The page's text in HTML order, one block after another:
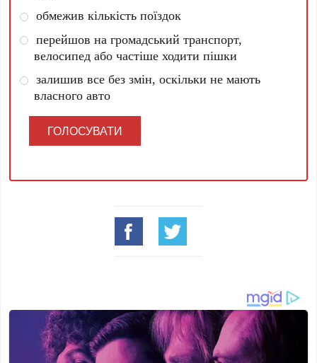
обмежив кількість поїздок
перейшов на громадський транспорт,
велосипед або частіше ходити пішки
залишив все без змін, оскільки не мають
власного авто